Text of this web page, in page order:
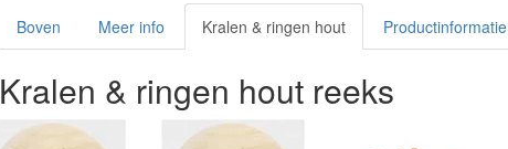
Boven Meer info Kralen & ringen hout Productinformatie
Kralen & ringen hout reeks